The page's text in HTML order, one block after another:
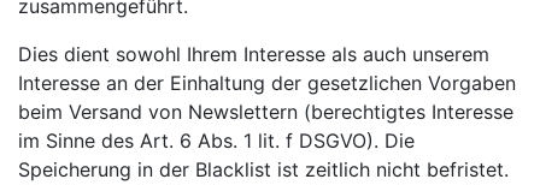
zusammengeführt.
Dies dient sowohl Ihrem Interesse als auch unserem
Interesse an der Einhaltung der gesetzlichen Vorgaben
beim Versand von Newslettern (berechtigtes Interesse
im Sinne des Art. 6 Abs. 1 lit. f DSGVO). Die
Speicherung in der Blacklist ist zeitlich nicht befristet.